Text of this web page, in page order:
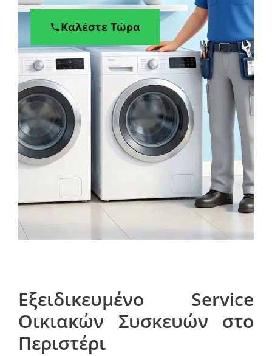
Καλέστε Τώρα
Εξειδικευμένο Service
Οικιακών Συσκευών στο
Περιστέρι